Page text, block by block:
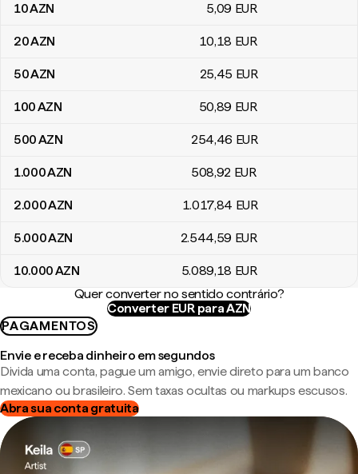
10AZN 5,09 EUR
20AZN 10,18 EUR
50AZN 25,45 EUR
100AZN 50,89 EUR
500AZN 254,46 EUR
1.000AZN 508,92 EUR
2.000AZN 1.017,84 EUR
5.000AZN 2.544,59 EUR
10.000AZN 5.089,18 EUR
Quer converter no sentido contrário?
Converter EUR para AZN
PAGAMENTOS
Envie e receba dinheiro em segundos
Divida uma conta, pague um amigo, envie direto para um banco
mexicano ou brasileiro. Sem taxas ocultas ou markups escusos.
Abra sua conta gratuita